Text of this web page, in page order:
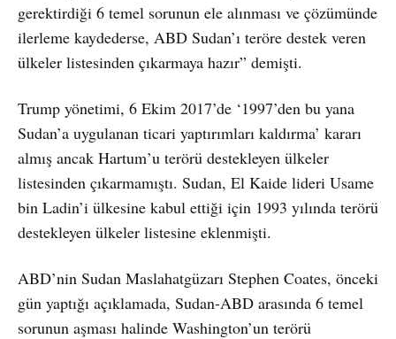
gerektirdiği 6 temel sorunun ele alınması ve çözümünde
ilerleme kaydederse, ABD Sudan’ı teröre destek veren
ülkeler listesinden çıkarmaya hazır” demişti.
Trump yönetimi, 6 Ekim 2017’de ‘1997’den bu yana
Sudan’a uygulanan ticari yaptırımları kaldırma’ kararı
almış ancak Hartum’u terörü destekleyen ülkeler
listesinden çıkarmamıştı. Sudan, El Kaide lideri Usame
bin Ladin’i ülkesine kabul ettiği için 1993 yılında terörü
destekleyen ülkeler listesine eklenmişti.
ABD’nin Sudan Maslahatgüzarı Stephen Coates, önceki
gün yaptığı açıklamada, Sudan-ABD arasında 6 temel
sorunun aşması halinde Washington’un terörü